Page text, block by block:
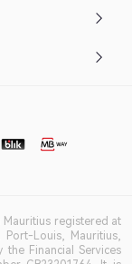
Mauritius registered at
Louis, Mauritius,
Financial Services